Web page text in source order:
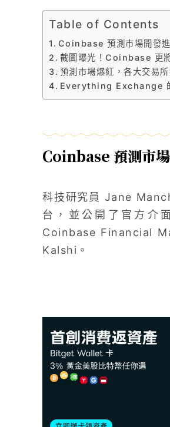
Table of Contents
Coinbase 預測市場開發
截圖曝光！Coinbase 更
預測市場爆紅，各大交易
Everything Exchange
Coinbase 預測市
科技研究員 Jane
台，並公開了官方介
Coinbase Financial
Kalshi。